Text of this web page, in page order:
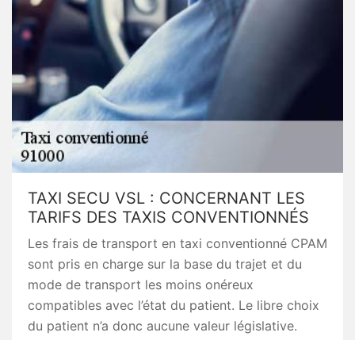
TAXI SECU VSL : CONCERNANT LES
TARIFS DES TAXIS CONVENTIONNÉS
Les frais de transport en taxi conventionné CPAM
sont pris en charge sur la base du trajet et du
mode de transport les moins onéreux
compatibles avec l’état du patient. Le libre choix
du patient n’a donc aucune valeur législative.